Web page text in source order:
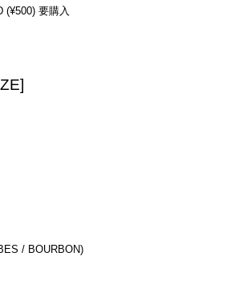
(¥500) 要購入
/ BOURBON)